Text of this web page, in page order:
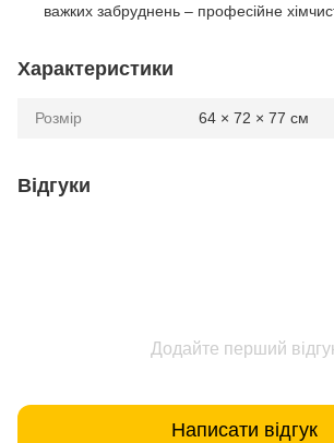
важких забруднень – професійне
Характеристики
Розмір 64 × 72 × 77 см
Відгуки
Додайте перший
Написати відгук